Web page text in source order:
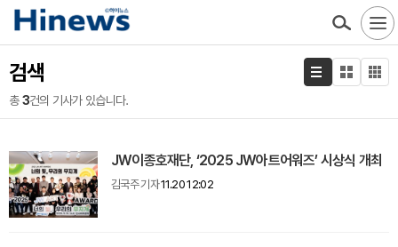
검색
총3건의 기사가 있습니다.
JW이종호재단, ‘2025 JW아트어워즈’ 시상식 개최
김국주 기자11.20 12:02